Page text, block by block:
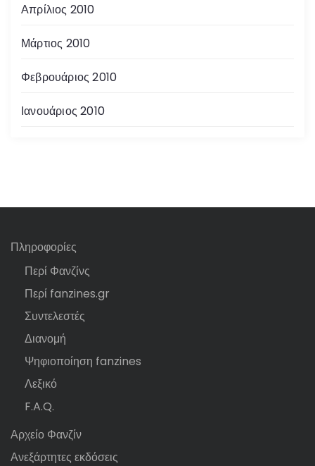
Απρίλιος 2010
Μάρτιος 2010
Φεβρουάριος 2010
Ιανουάριος 2010
Πληροφορίες
Περί Φανζίνς
Περί fanzines.gr
Συντελεστές
Διανομή
Ψηφιοποίηση fanzines
Λεξικό
F.A.Q.
Αρχείο Φανζίν
Ανεξάρτητες εκδόσεις